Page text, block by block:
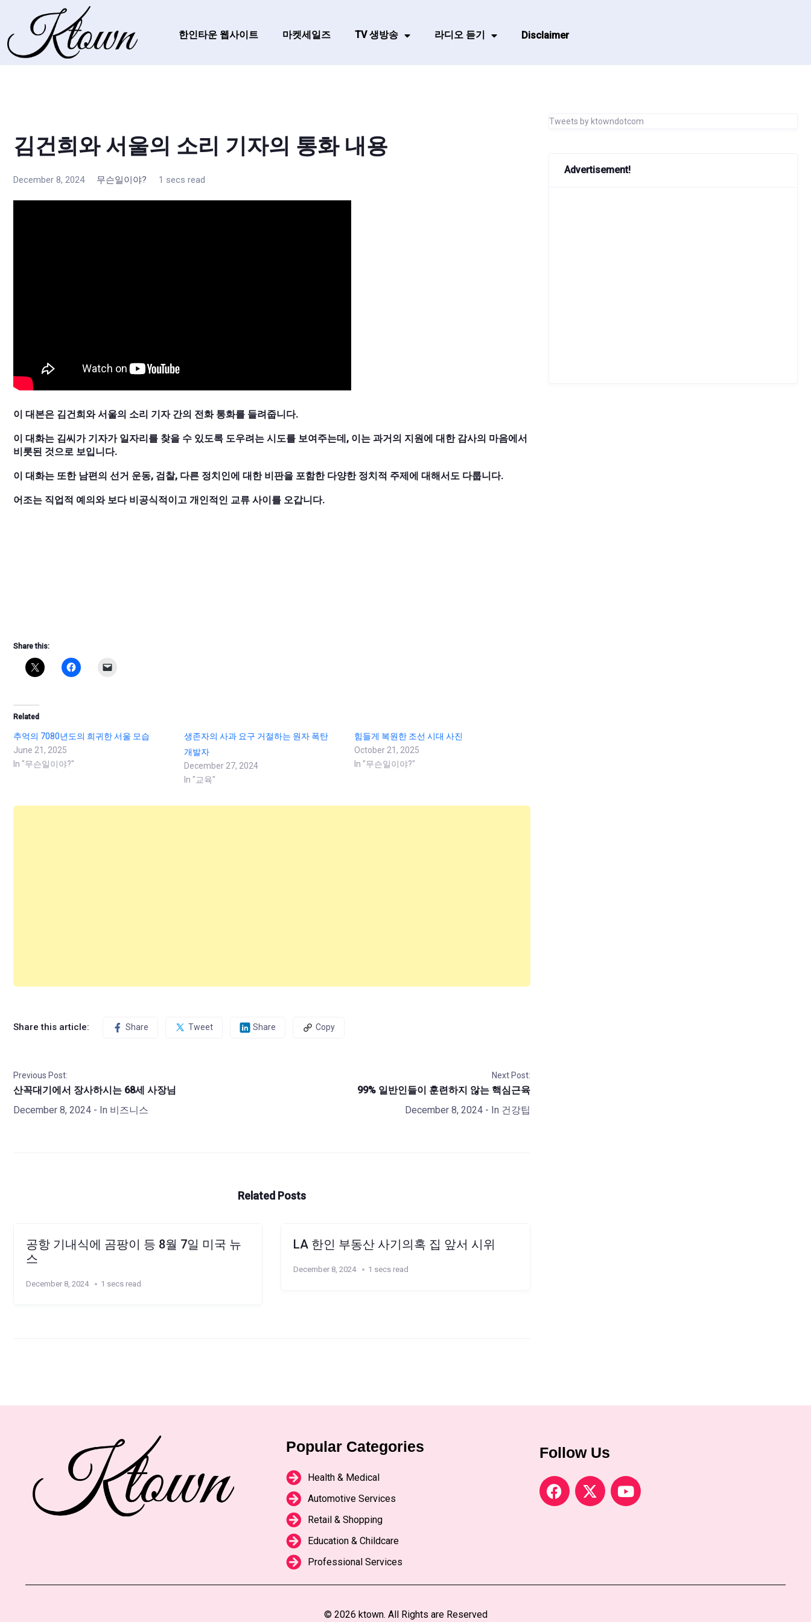
한인타운 웹사이트 마켓세일즈 TV 생방송 라디오 듣기 Disclaimer
김건희와 서울의 소리 기자의 통화 내용
December 8, 2024 무슨일이야? 1 secs read
이 대본은 김건희와 서울의 소리 기자 간의 전화 통화를 들려줍니다.
이 대화는 김씨가 기자가 일자리를 찾을 수 있도록 도우려는 시도를 보여주는데, 이는 과거의 지원에 대한 감사의 마음에서
비롯된 것으로 보입니다.
이 대화는 또한 남편의 선거 운동, 검찰, 다른 정치인에 대한 비판을 포함한 다양한 정치적 주제에 대해서도 다룹니다.
어조는 직업적 예의와 보다 비공식적이고 개인적인 교류 사이를 오갑니다.
Share this:
Related
추억의 7080년도의 희귀한 서울 모습
June 21, 2025
In "무슨일이야?"
생존자의 사과 요구 거절하는 원자 폭탄
개발자
December 27, 2024
In "교육"
힘들게 복원한 조선 시대 사진
October 21, 2025
In "무슨일이야?"
Share this article: Share Tweet Share Copy
Previous Post:
산꼭대기에서 장사하시는 68세 사장님
December 8, 2024 - In 비즈니스
Next Post:
99% 일반인들이 훈련하지 않는 핵심근육
December 8, 2024 - In 건강팁
Related Posts
공항 기내식에 곰팡이 등 8월 7일 미국 뉴
스
December 8, 2024 1 secs read
LA 한인 부동산 사기의혹 집 앞서 시위
December 8, 2024 1 secs read
Tweets by ktowndotcom
Advertisement!
Popular Categories
Health & Medical
Automotive Services
Retail & Shopping
Education & Childcare
Professional Services
Follow Us
© 2026 ktown. All Rights are Reserved